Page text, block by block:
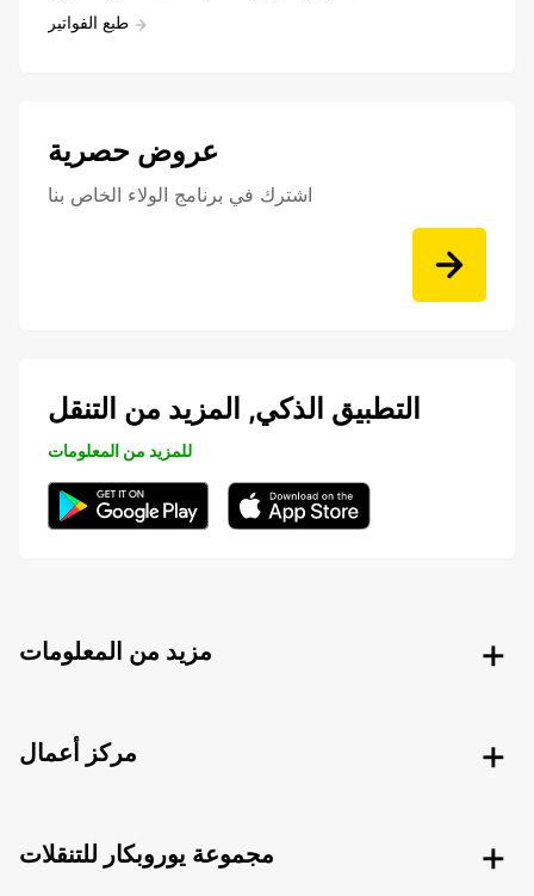
طبع الفواتير
عروض حصرية
اشترك في برنامج الولاء الخاص بنا
التطبيق الذكي, المزيد من التنقل
للمزيد من المعلومات
مزيد من المعلومات
مركز أعمال
مجموعة يوروبكار للتنقلات